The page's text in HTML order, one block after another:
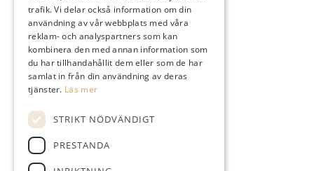
Kontakt/öppettider
Banan
Öppettider i shopen
Profilprodukter företag
KONTAKTA
Araby Herrgård 352 60 Växjö
trafik. Vi delar också information om din
användning av vår webbplats med våra
reklam- och analyspartners som kan
kombinera den med annan information som
du har tillhandahållit dem eller som de har
samlat in från din användning av deras
tjänster. Läs mer
STRIKT NÖDVÄNDIGT
PRESTANDA